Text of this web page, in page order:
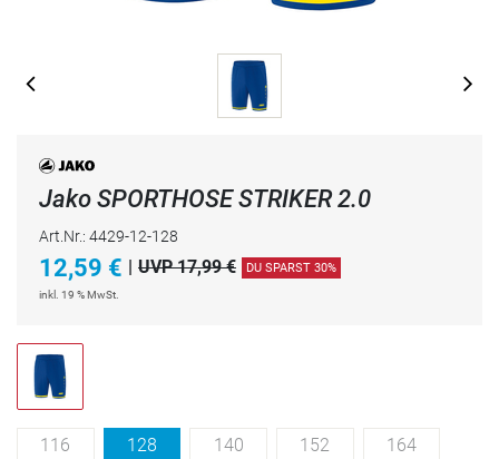
Jako SPORTHOSE STRIKER 2.0
Art.Nr.: 4429-12-128
12,59 € UVP 17,99 € DU SPARST 30%
inkl. 19 % MwSt.
116 128 140 152 164